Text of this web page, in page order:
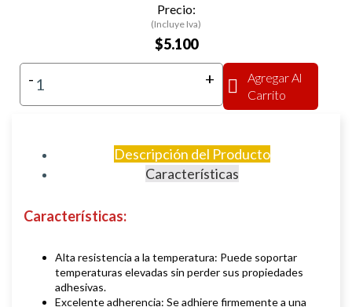
Precio:
(Incluye Iva)
$5.100
- +
Agregar Al
Carrito
Descripción del Producto
Características
Características:
Alta resistencia a la temperatura: Puede soportar
temperaturas elevadas sin perder sus propiedades
adhesivas.
Excelente adherencia: Se adhiere firmemente a una